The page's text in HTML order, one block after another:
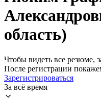
область)
Чтобы видеть все резюме,
После регистрации
Зарегистрироваться
За всё время